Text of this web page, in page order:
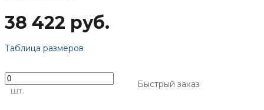
38 422 руб.
Таблица размеров
шт.
Быстрый заказ